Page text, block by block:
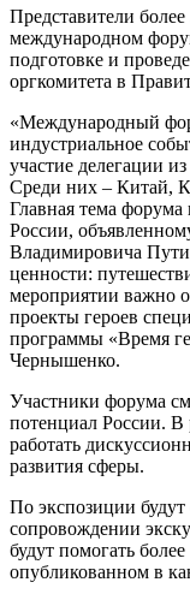
Представители
международном
подготовке и
оргкомитета в
«Международный
индустриальное
участие делегации
Среди них – Китай,
Главная тема форума
России,
Владимировича
ценности:
мероприятии важно
проекты героев
программы «Время
Чернышенко.
Участники форума
потенциал России. В
работать
развития сферы.
По экспозиции
сопровождении
будут помогать
опубликованном в